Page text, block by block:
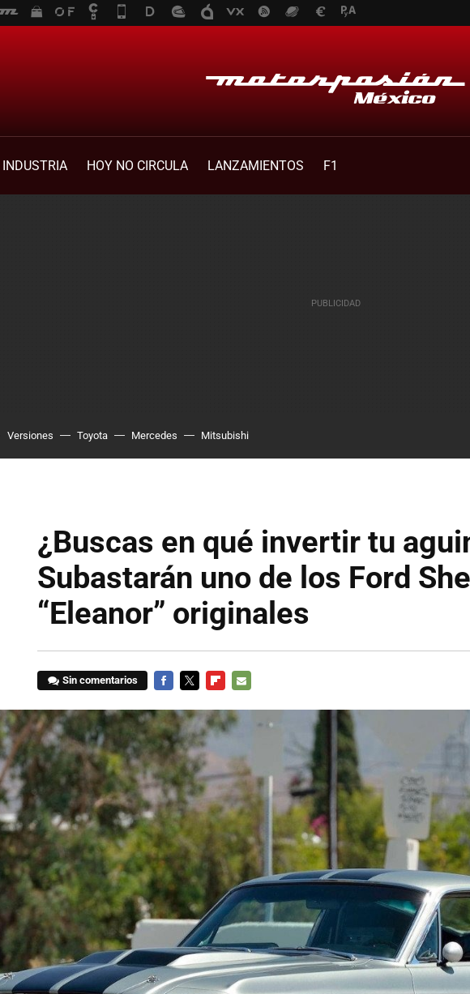
INDUSTRIA HOY NO CIRCULA LANZAMIENTOS F1
Versiones Toyota Mercedes Mitsubishi
¿Buscas en qué invertir tu
Subastarán uno de los Ford
“Eleanor” originales
Sin comentarios
MAIL